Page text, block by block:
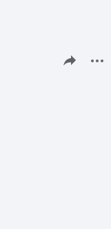
分享此页面